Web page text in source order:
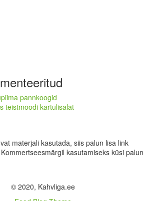
pannkoogid
teistmoodi kartulisalat
materjali kasutada, siis palun lisa link
kasutamiseks küsi palun
© 2020, Kahvliga.ee